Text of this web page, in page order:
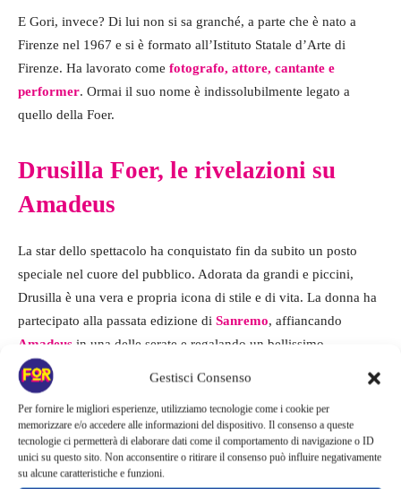
Gestisci Consenso
Per fornire le migliori esperienze, utilizziamo tecnologie come i cookie per
memorizzare e/o accedere alle informazioni del dispositivo. Il consenso a queste
tecnologie ci permetterà di elaborare dati come il comportamento di navigazione o ID
unici su questo sito. Non acconsentire o ritirare il consenso può influire negativamente
su alcune caratteristiche e funzioni.
E Gori, invece? Di lui non si sa granché, a parte che è nato a
Firenze nel 1967 e si è formato all’Istituto Statale d’Arte di
Firenze. Ha lavorato come fotografo, attore, cantante e
performer. Ormai il suo nome è indissolubilmente legato a
quello della Foer.
Drusilla Foer, le rivelazioni su
Amadeus
La star dello spettacolo ha conquistato fin da subito un posto
speciale nel cuore del pubblico. Adorata da grandi e piccini,
Drusilla è una vera e propria icona di stile e di vita. La donna ha
partecipato alla passata edizione di Sanremo, affiancando
Amadeus in una delle serate e regalando un bellissimo
monologo al pubblico.
In una recente intervista aRadio Deejayha parlato della serata e
ha svelato alcuni retroscena sul suo rapporto con Amadeus.
L’attrice ha svelato di essere stata molto felice di aver partecipato